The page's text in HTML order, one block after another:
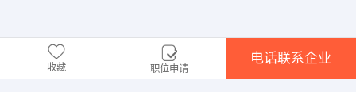
收藏 职位申请
电话联系企业